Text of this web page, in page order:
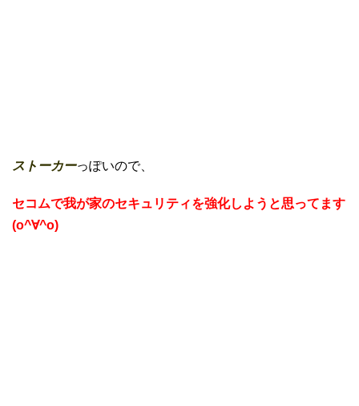
ストーカーっぽいので、
セコムで我が家のセキュリティを強化しようと思ってます
(o^∀^o)